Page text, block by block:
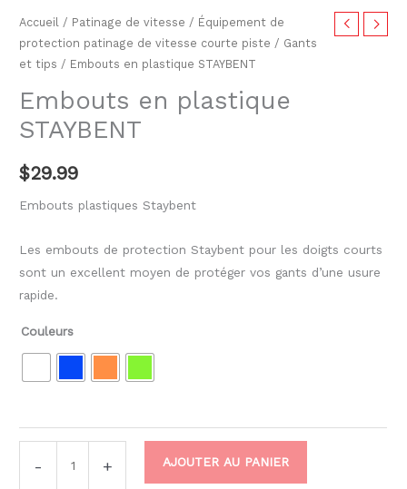
Accueil / Patinage de vitesse / Équipement de
protection patinage de vitesse courte piste / Gants
et tips / Embouts en plastique STAYBENT
Embouts en plastique
STAYBENT
$29.99
Embouts plastiques Staybent
Les embouts de protection Staybent pour les doigts courts
sont un excellent moyen de protéger vos gants d’une usure
rapide.
Couleurs
- + AJOUTER AU PANIER